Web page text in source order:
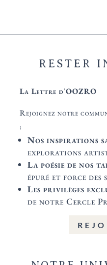
RESTER
La Lettre d'OOZRO
Rejoignez notre
:
Nos inspirations
explorations
La poésie de nos
épuré et force des
Les privilèges
de notre Cercle